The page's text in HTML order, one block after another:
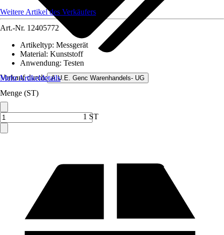
Verkauf durch: A.U.E. Genc Warenhandels- UG
Weitere Artikel des Verkäufers
Art.-Nr. 12405772
Artikeltyp: Messgerät
Material: Kunststoff
Anwendung: Testen
Mehr Artikeldetails
Menge (ST)
1 ST